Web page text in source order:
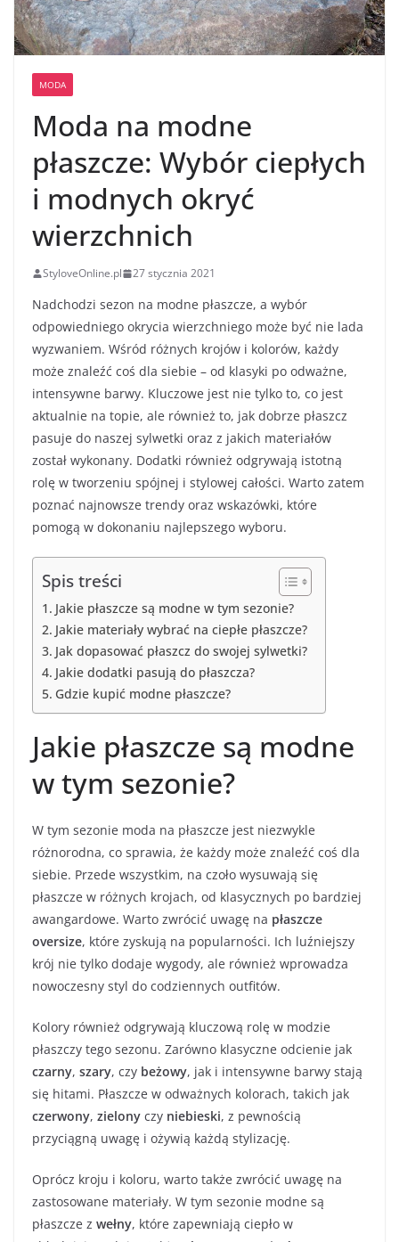
MODA
Moda na modne
płaszcze: Wybór ciepłych
i modnych okryć
wierzchnich
StyloveOnline.pl 27 stycznia 2021
Nadchodzi sezon na modne płaszcze, a wybór
odpowiedniego okrycia wierzchniego może być nie lada
wyzwaniem. Wśród różnych krojów i kolorów, każdy
może znaleźć coś dla siebie – od klasyki po odważne,
intensywne barwy. Kluczowe jest nie tylko to, co jest
aktualnie na topie, ale również to, jak dobrze płaszcz
pasuje do naszej sylwetki oraz z jakich materiałów
został wykonany. Dodatki również odgrywają istotną
rolę w tworzeniu spójnej i stylowej całości. Warto zatem
poznać najnowsze trendy oraz wskazówki, które
pomogą w dokonaniu najlepszego wyboru.
Spis treści
Jakie płaszcze są modne w tym sezonie?
Jakie materiały wybrać na ciepłe płaszcze?
Jak dopasować płaszcz do swojej sylwetki?
Jakie dodatki pasują do płaszcza?
Gdzie kupić modne płaszcze?
Jakie płaszcze są modne
w tym sezonie?
W tym sezonie moda na płaszcze jest niezwykle
różnorodna, co sprawia, że każdy może znaleźć coś dla
siebie. Przede wszystkim, na czoło wysuwają się
płaszcze w różnych krojach, od klasycznych po bardziej
awangardowe. Warto zwrócić uwagę na płaszcze
oversize, które zyskują na popularności. Ich luźniejszy
krój nie tylko dodaje wygody, ale również wprowadza
nowoczesny styl do codziennych outfitów.
Kolory również odgrywają kluczową rolę w modzie
płaszczy tego sezonu. Zarówno klasyczne odcienie jak
czarny, szary, czy beżowy, jak i intensywne barwy stają
się hitami. Płaszcze w odważnych kolorach, takich jak
czerwony, zielony czy niebieski, z pewnością
przyciągną uwagę i ożywią każdą stylizację.
Oprócz kroju i koloru, warto także zwrócić uwagę na
zastosowane materiały. W tym sezonie modne są
płaszcze z wełny, które zapewniają ciepło w